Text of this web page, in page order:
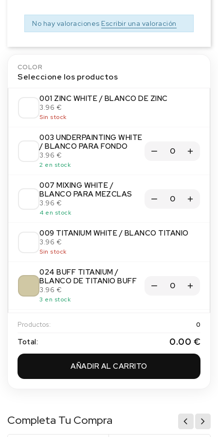
No hay valoraciones Escribir una valoración
COLOR
Seleccione los productos
001 ZINC WHITE / BLANCO DE ZINC
3.96 €
Sin stock
003 UNDERPAINTING WHITE
/ BLANCO PARA FONDO
3.96 €
2 en stock
007 MIXING WHITE /
BLANCO PARA MEZCLAS
3.96 €
4 en stock
009 TITANIUM WHITE / BLANCO TITANIO
3.96 €
Sin stock
024 BUFF TITANIUM /
BLANCO DE TITANIO BUFF
3.96 €
3 en stock
034 IVORY BLACK / NEGRO
MARFIL
035 LAMP BLACK / NEGRO
HUMO
065 PAYNES GREY / GRIS DE
PAYNE
3.96 €
Productos: 0
Total: 0.00 €
AÑADIR AL CARRITO
Completa Tu Compra